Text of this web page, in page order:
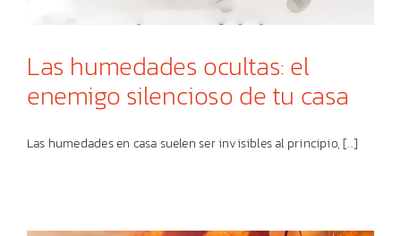
Las humedades ocultas: el
enemigo silencioso de tu casa
Las humedades en casa suelen ser invisibles al principio, [...]